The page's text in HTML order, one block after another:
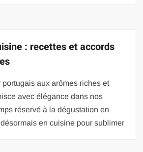
: recettes et accords
portugais aux arômes riches et
avec élégance dans nos
réservé à la dégustation en
en cuisine pour sublimer